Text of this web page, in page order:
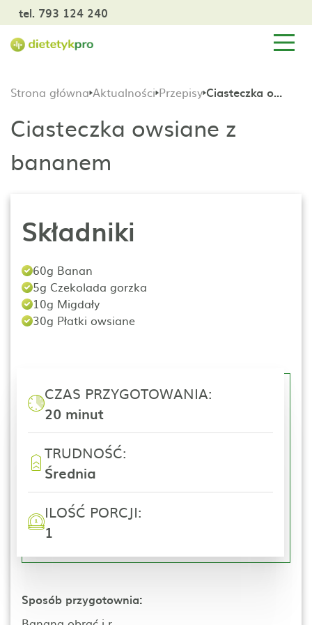
tel. 793 124 240
Strona główna Aktualności Przepisy Ciasteczka owsiane z bananem
Ciasteczka owsiane z
bananem
Składniki
60g Banan
5g Czekolada gorzka
10g Migdały
30g Płatki owsiane
CZAS PRZYGOTOWANIA:
20 minut
TRUDNOŚĆ:
Średnia
ILOŚĆ PORCJI:
1
Sposób przygotownia: